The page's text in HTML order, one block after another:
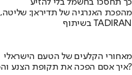
כך תחסכו בחשמל בלי להזיע
מהפכת האנרגיה של תדיראן:
בשיתוף TADIRAN
מאחורי הקלעים של הטעם הישראלי
איך אסם הפכה את תקופת הצנע והמחסור הקשה של שנות ה-40 למותג לאומי?